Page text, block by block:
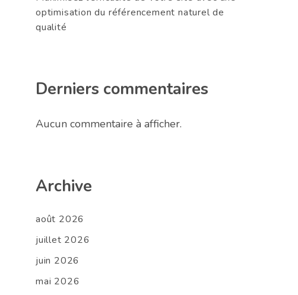
optimisation du référencement naturel de
qualité
Derniers commentaires
Aucun commentaire à afficher.
Archive
août 2026
juillet 2026
juin 2026
mai 2026